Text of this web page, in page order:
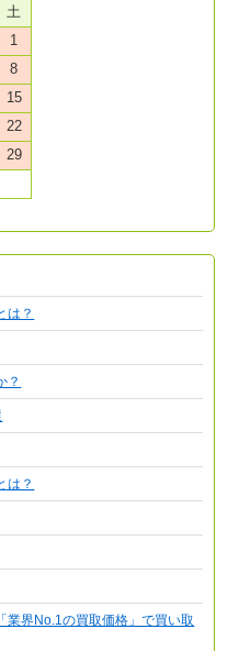
土
1
8
15
22
29
は？
？
は？
界No.1の買取価格」で買い取